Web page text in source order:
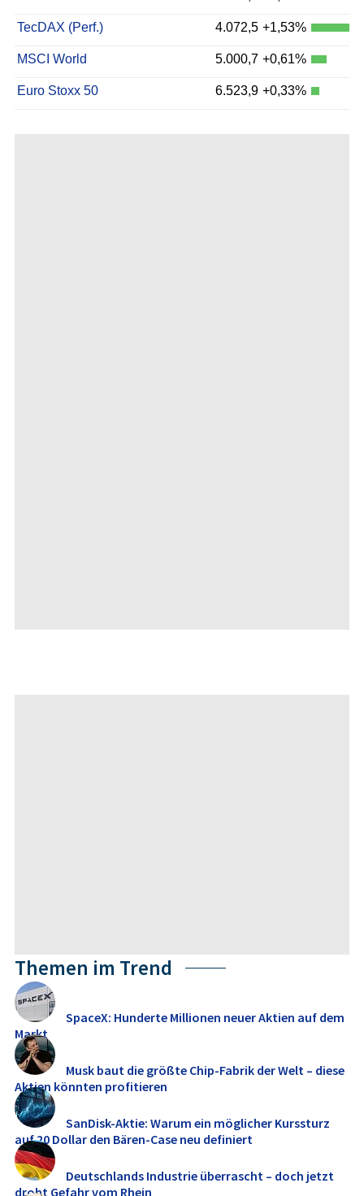
TecDAX (Perf.) 4.072,5 +1,53%
MSCI World 5.000,7 +0,61%
Euro Stoxx 50 6.523,9 +0,33%
Themen im Trend
SpaceX: Hunderte Millionen neuer Aktien auf dem
Markt
Musk baut die größte Chip-Fabrik der Welt – diese
Aktien könnten profitieren
SanDisk-Aktie: Warum ein möglicher Kurssturz
auf 20 Dollar den Bären-Case neu definiert
Deutschlands Industrie überrascht – doch jetzt
droht Gefahr vom Rhein